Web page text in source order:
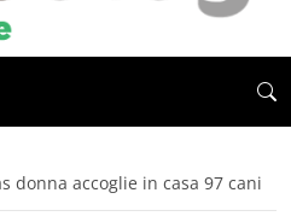
donna accoglie in casa 97 cani